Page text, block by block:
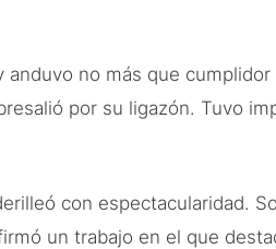
no más que
por su ligazón. Tuvo
con espectacularidad.
un trabajo en el que